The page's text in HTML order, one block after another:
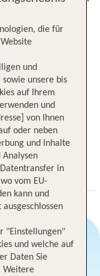
Restaurants
TUI Service
die für
und
unsere bis
auf Ihrem
und
von Ihnen
oder neben
und Inhalte
Analysen
in
vom EU-
kann und
"Einstellungen"
und welche auf
Daten Sie
Weitere